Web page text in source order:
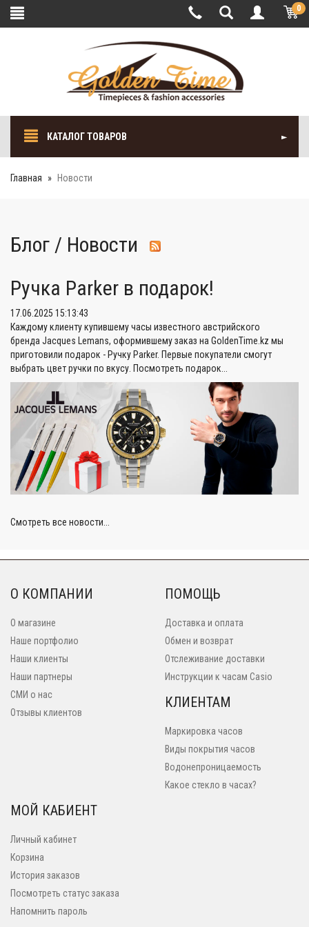
0
КАТАЛОГ ТОВАРОВ
Главная Новости
Блог / Новости
Ручка Parker в подарок!
17.06.2025 15:13:43
Каждому клиенту купившему часы известного австрийского
бренда Jacques Lemans, оформившему заказ на GoldenTime.kz мы
приготовили подарок - Ручку Parker. Первые покупатели смогут
выбрать цвет ручки по вкусу. Посмотреть подарок...
Смотреть все новости...
О КОМПАНИИ
О магазине
Наше портфолио
Наши клиенты
Наши партнеры
СМИ о нас
Отзывы клиентов
ПОМОЩЬ
Доставка и оплата
Обмен и возврат
Отслеживание доставки
Инструкции к часам Casio
КЛИЕНТАМ
Маркировка часов
Виды покрытия часов
Водонепроницаемость
Какое стекло в часах?
МОЙ КАБИЕНТ
Личный кабинет
Корзина
История заказов
Посмотреть статус заказа
Напомнить пароль